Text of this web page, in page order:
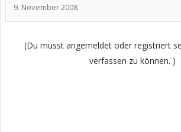
9. November 2008
(Du musst angemeldet oder registriert
verfassen zu können. )